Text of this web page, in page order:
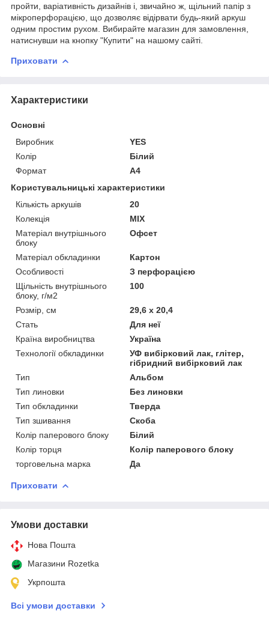
пройти, варіативність дизайнів і, звичайно ж, щільний папір з
мікроперфорацією, що дозволяє відірвати будь-який аркуш
одним простим рухом. Вибирайте магазин для замовлення,
натиснувши на кнопку "Купити" на нашому сайті.
Приховати
Характеристики
Основні
Виробник
YES
Колір
Білий
Формат
A4
Користувальницькі характеристики
Кількість аркушів
20
Колекція
MIX
Матеріал внутрішнього
блоку
Офсет
Матеріал обкладинки
Картон
Особливості
З перфорацією
Щільність внутрішнього
блоку, г/м2
100
Розмір, см
29,6 х 20,4
Стать
Для неї
Країна виробництва
Україна
Технології обкладинки
УФ вибірковий лак, глітер,
гібридний вибірковий лак
Тип
Альбом
Тип линовки
Без линовки
Тип обкладинки
Тверда
Тип зшивання
Скоба
Колір паперового блоку
Білий
Колір торця
Колір паперового блоку
торговельна марка
Да
Приховати
Умови доставки
Нова Пошта
Магазини Rozetka
Укрпошта
Всі умови доставки